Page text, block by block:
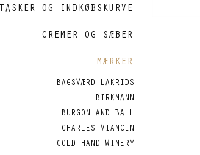
TASKER OG INDKØBSKURVE
CREMER OG SÆBER
MÆRKER
BAGSVÆRD LAKRIDS
BIRKMANN
BURGON AND BALL
CHARLES VIANCIN
COLD HAND WINERY